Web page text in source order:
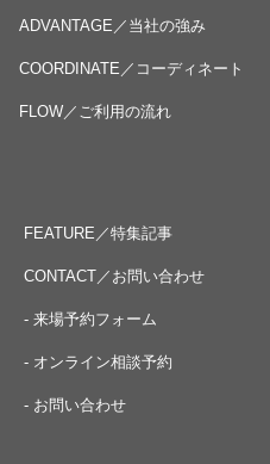
ADVANTAGE／当社の強み
COORDINATE／コーディネート
FLOW／ご利用の流れ
FEATURE／特集記事
CONTACT／お問い合わせ
- 来場予約フォーム
- オンライン相談予約
- お問い合わせ